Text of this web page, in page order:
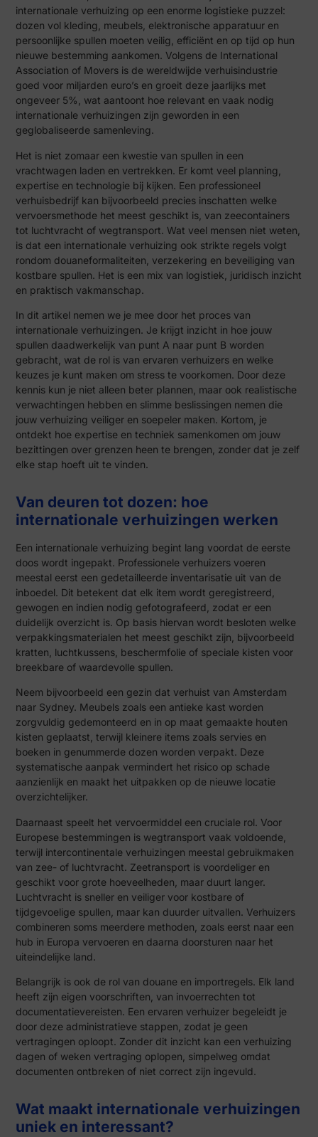
internationale verhuizing op een enorme logistieke puzzel:
dozen vol kleding, meubels, elektronische apparatuur en
persoonlijke spullen moeten veilig, efficiënt en op tijd op hun
nieuwe bestemming aankomen. Volgens de International
Association of Movers is de wereldwijde verhuisindustrie
goed voor miljarden euro’s en groeit deze jaarlijks met
ongeveer 5%, wat aantoont hoe relevant en vaak nodig
internationale verhuizingen zijn geworden in een
geglobaliseerde samenleving.
Het is niet zomaar een kwestie van spullen in een
vrachtwagen laden en vertrekken. Er komt veel planning,
expertise en technologie bij kijken. Een professioneel
verhuisbedrijf kan bijvoorbeeld precies inschatten welke
vervoersmethode het meest geschikt is, van zeecontainers
tot luchtvracht of wegtransport. Wat veel mensen niet weten,
is dat een internationale verhuizing ook strikte regels volgt
rondom douaneformaliteiten, verzekering en beveiliging van
kostbare spullen. Het is een mix van logistiek, juridisch inzicht
en praktisch vakmanschap.
In dit artikel nemen we je mee door het proces van
internationale verhuizingen. Je krijgt inzicht in hoe jouw
spullen daadwerkelijk van punt A naar punt B worden
gebracht, wat de rol is van ervaren verhuizers en welke
keuzes je kunt maken om stress te voorkomen. Door deze
kennis kun je niet alleen beter plannen, maar ook realistische
verwachtingen hebben en slimme beslissingen nemen die
jouw verhuizing veiliger en soepeler maken. Kortom, je
ontdekt hoe expertise en techniek samenkomen om jouw
bezittingen over grenzen heen te brengen, zonder dat je zelf
elke stap hoeft uit te vinden.
Van deuren tot dozen: hoe
internationale verhuizingen werken
Een internationale verhuizing begint lang voordat de eerste
doos wordt ingepakt. Professionele verhuizers voeren
meestal eerst een gedetailleerde inventarisatie uit van de
inboedel. Dit betekent dat elk item wordt geregistreerd,
gewogen en indien nodig gefotografeerd, zodat er een
duidelijk overzicht is. Op basis hiervan wordt besloten welke
verpakkingsmaterialen het meest geschikt zijn, bijvoorbeeld
kratten, luchtkussens, beschermfolie of speciale kisten voor
breekbare of waardevolle spullen.
Neem bijvoorbeeld een gezin dat verhuist van Amsterdam
naar Sydney. Meubels zoals een antieke kast worden
zorgvuldig gedemonteerd en in op maat gemaakte houten
kisten geplaatst, terwijl kleinere items zoals servies en
boeken in genummerde dozen worden verpakt. Deze
systematische aanpak vermindert het risico op schade
aanzienlijk en maakt het uitpakken op de nieuwe locatie
overzichtelijker.
Daarnaast speelt het vervoermiddel een cruciale rol. Voor
Europese bestemmingen is wegtransport vaak voldoende,
terwijl intercontinentale verhuizingen meestal gebruikmaken
van zee- of luchtvracht. Zeetransport is voordeliger en
geschikt voor grote hoeveelheden, maar duurt langer.
Luchtvracht is sneller en veiliger voor kostbare of
tijdgevoelige spullen, maar kan duurder uitvallen. Verhuizers
combineren soms meerdere methoden, zoals eerst naar een
hub in Europa vervoeren en daarna doorsturen naar het
uiteindelijke land.
Belangrijk is ook de rol van douane en importregels. Elk land
heeft zijn eigen voorschriften, van invoerrechten tot
documentatievereisten. Een ervaren verhuizer begeleidt je
door deze administratieve stappen, zodat je geen
vertragingen oploopt. Zonder dit inzicht kan een verhuizing
dagen of weken vertraging oplopen, simpelweg omdat
documenten ontbreken of niet correct zijn ingevuld.
Wat maakt internationale verhuizingen
uniek en interessant?